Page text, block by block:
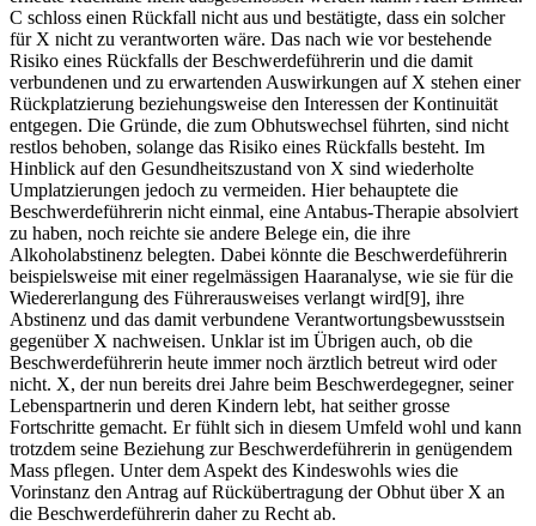
C schloss einen Rückfall nicht aus und bestätigte, dass ein solcher
für X nicht zu verantworten wäre. Das nach wie vor bestehende
Risiko eines Rückfalls der Beschwerdeführerin und die damit
verbundenen und zu erwartenden Auswirkungen auf X stehen einer
Rückplatzierung beziehungsweise den Interessen der Kontinuität
entgegen. Die Gründe, die zum Obhutswechsel führten, sind nicht
restlos behoben, solange das Risiko eines Rückfalls besteht. Im
Hinblick auf den Gesundheitszustand von X sind wiederholte
Umplatzierungen jedoch zu vermeiden. Hier behauptete die
Beschwerdeführerin nicht einmal, eine Antabus-Therapie absolviert
zu haben, noch reichte sie andere Belege ein, die ihre
Alkoholabstinenz belegten. Dabei könnte die Beschwerdeführerin
beispielsweise mit einer regelmässigen Haaranalyse, wie sie für die
Wiedererlangung des Führerausweises verlangt wird[9], ihre
Abstinenz und das damit verbundene Verantwortungsbewusstsein
gegenüber X nachweisen. Unklar ist im Übrigen auch, ob die
Beschwerdeführerin heute immer noch ärztlich betreut wird oder
nicht. X, der nun bereits drei Jahre beim Beschwerdegegner, seiner
Lebenspartnerin und deren Kindern lebt, hat seither grosse
Fortschritte gemacht. Er fühlt sich in diesem Umfeld wohl und kann
trotzdem seine Beziehung zur Beschwerdeführerin in genügendem
Mass pflegen. Unter dem Aspekt des Kindeswohls wies die
Vorinstanz den Antrag auf Rückübertragung der Obhut über X an
die Beschwerdeführerin daher zu Recht ab.